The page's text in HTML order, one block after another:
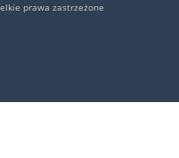
prawa zastrzeżone